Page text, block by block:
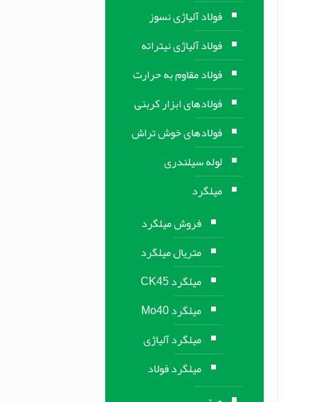
فولاد آلیاژی نسوز
فولاد آلیاژی نیتراته
فولاد مقاوم به حرارت
فولادهای ابزار کربنی
فولادهای خوش تراش
لوله سیلندری
میلگرد
فروش میلگرد
متریال میلگرد
میلگرد CK45
میلگرد Mo40
میلگرد آلیاژی
میلگرد فولاد